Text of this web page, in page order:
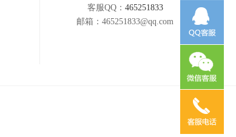
客服QQ： 465251833
邮箱： 465251833@qq.com